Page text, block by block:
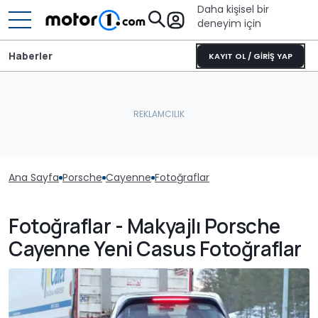
Daha kişisel bir
deneyim için
KAYIT OL / GİRİŞ YAP
Haberler
Ana Sayfa Porsche Cayenne Fotoğraflar
Fotoğraflar - Makyajlı Porsche
Cayenne Yeni Casus Fotoğraflar